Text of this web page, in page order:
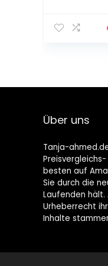
Über uns
Tanja-
besten auf
Sie durch die
Laufenden hält.
Urheberrecht
Inhalte